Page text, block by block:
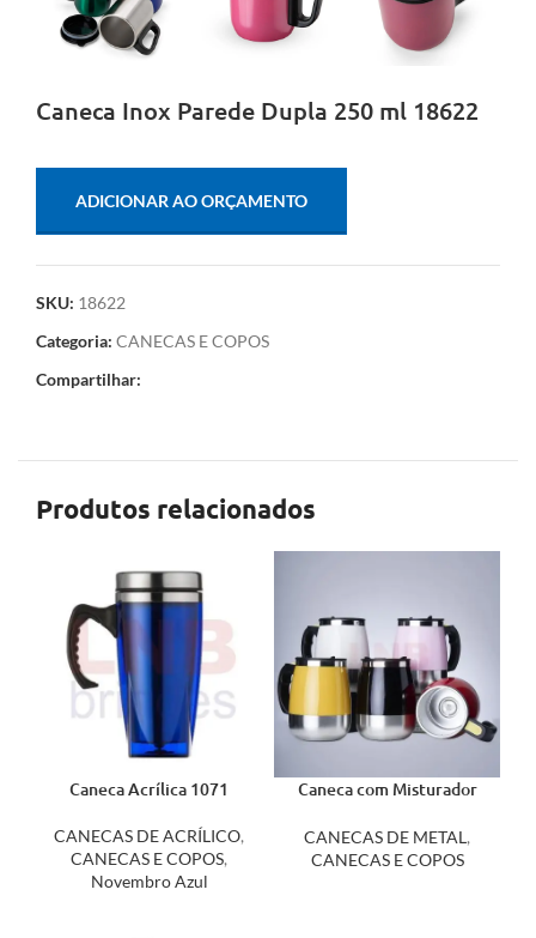
Caneca Inox Parede Dupla 250 ml 18622
ADICIONAR AO ORÇAMENTO
SKU: 18622
Categoria: CANECAS E COPOS
Compartilhar:
Produtos relacionados
Caneca Acrílica 1071
CANECAS DE ACRÍLICO,
CANECAS E COPOS,
Novembro Azul
Caneca com Misturador
CANECAS DE METAL,
CANECAS E COPOS